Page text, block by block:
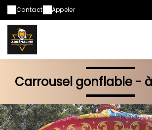
Contact Appeler
Carrousel gonflable -